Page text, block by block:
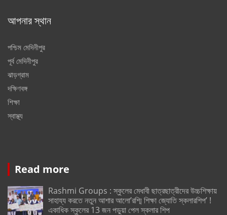
আপনার স্থান
পশ্চিম মেদিনীপুর
পূর্ব মেদিনীপুর
ঝাড়গ্রাম
দক্ষিণবঙ্গ
শিক্ষা
স্বাস্থ্য
Read more
Rashmi Groups : স্কুলের মেধাবী ছাত্রছাত্রীদের উচ্চশিক্ষায়
সাহায্য করতে নতুন আশার আলো’রশ্মি শিক্ষা জ্যোতি স্কলারশিপ’ !
একাধিক স্কুলের 13 জন পড়ুয়া পেল স্কলার শিপ